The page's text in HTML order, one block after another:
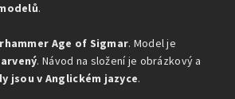
.
Age of Sigmar. Model je
. Návod na složení je obrázkový a
jsou v Anglickém jazyce.